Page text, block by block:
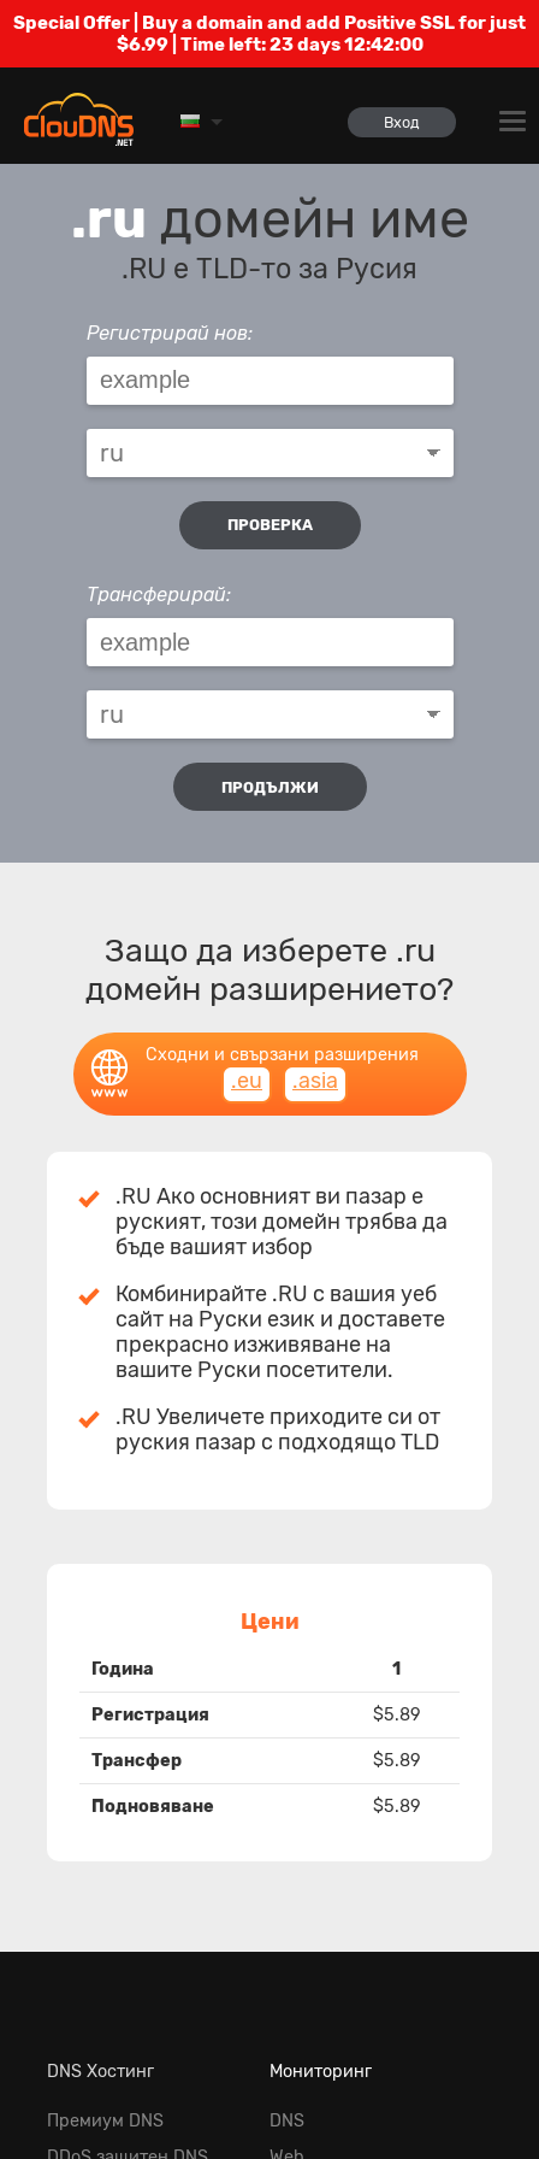
Special Offer | Buy a domain and add Positive SSL for just
$6.99 | Time left:23 days 12:42:00
Вход
.ru домейн име
.RU е TLD-то за Русия
Регистрирай нов:
ПРОВЕРКА
Трансферирай:
ПРОДЪЛЖИ
Защо да изберете .ru
домейн разширението?
Сходни и свързани разширения
.eu .asia
.RU Ако основният ви пазар е
руският, този домейн трябва да
бъде вашият избор
Комбинирайте .RU с вашия уеб
сайт на Руски език и доставете
прекрасно изживяване на
вашите Руски посетители.
.RU Увеличете приходите си от
руския пазар с подходящо TLD
Цени
Година 1
Регистрация $5.89
Трансфер $5.89
Подновяване $5.89
DNS Хостинг
Премиум DNS
Мониторинг
DNS